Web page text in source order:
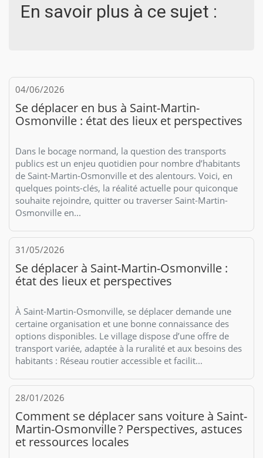
En savoir plus à ce sujet :
04/06/2026
Se déplacer en bus à Saint-Martin-
Osmonville : état des lieux et perspectives
Dans le bocage normand, la question des transports
publics est un enjeu quotidien pour nombre d’habitants
de Saint-Martin-Osmonville et des alentours. Voici, en
quelques points-clés, la réalité actuelle pour quiconque
souhaite rejoindre, quitter ou traverser Saint-Martin-
Osmonville en...
31/05/2026
Se déplacer à Saint-Martin-Osmonville :
état des lieux et perspectives
À Saint-Martin-Osmonville, se déplacer demande une
certaine organisation et une bonne connaissance des
options disponibles. Le village dispose d’une offre de
transport variée, adaptée à la ruralité et aux besoins des
habitants : Réseau routier accessible et facilit...
28/01/2026
Comment se déplacer sans voiture à Saint-
Martin-Osmonville ? Perspectives, astuces
et ressources locales